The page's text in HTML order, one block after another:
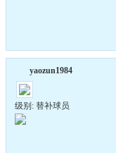
yaozun1984
级别: 替补球员